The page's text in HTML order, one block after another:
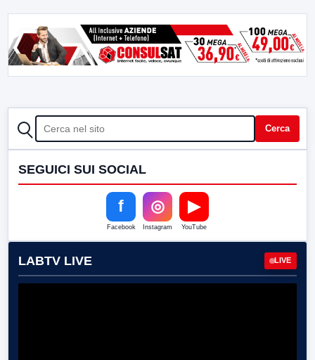
CERCA Cerca
SEGUICI SUI SOCIAL
f
Facebook
◎
Instagram
▶
YouTube
LABTV LIVE LIVE